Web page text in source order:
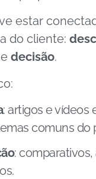
estar
do cliente:
e decisão.
: artigos e vídeos
comuns do
: comparativos,